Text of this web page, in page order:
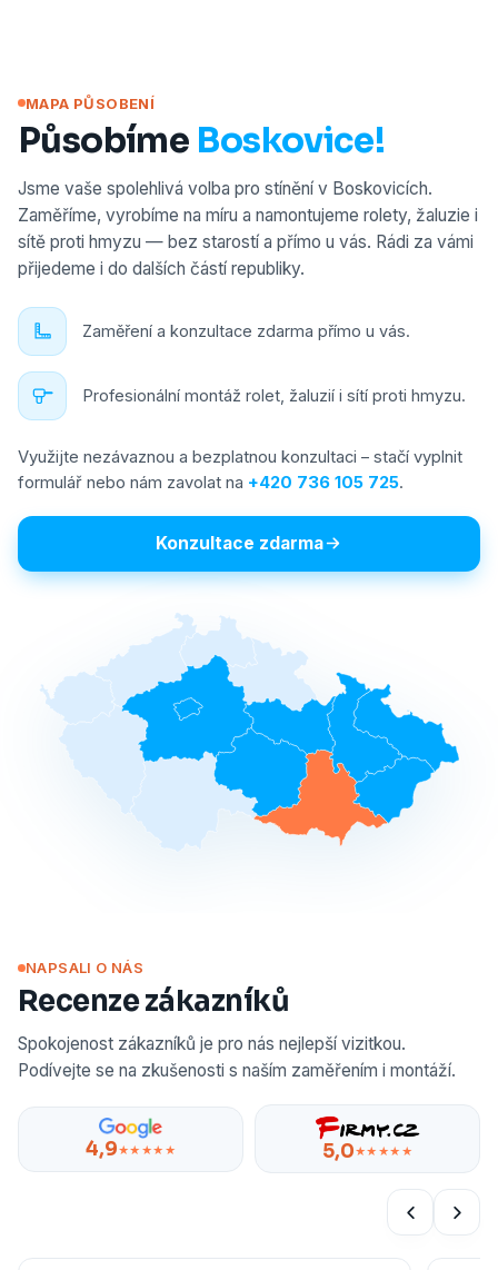
MAPA PŮSOBENÍ
Působíme Boskovice!
Jsme vaše spolehlivá volba pro stínění v Boskovicích.
Zaměříme, vyrobíme na míru a namontujeme rolety, žaluzie i
sítě proti hmyzu — bez starostí a přímo u vás. Rádi za vámi
přijedeme i do dalších částí republiky.
Zaměření a konzultace zdarma přímo u vás.
Profesionální montáž rolet, žaluzií i sítí proti hmyzu.
Využijte nezávaznou a bezplatnou konzultaci – stačí vyplnit
formulář nebo nám zavolat na +420 736 105 725.
Konzultace zdarma
NAPSALI O NÁS
Recenze zákazníků
Spokojenost zákazníků je pro nás nejlepší vizitkou.
Podívejte se na zkušenosti s naším zaměřením i montáží.
4,9★★★★★ 5,0★★★★★